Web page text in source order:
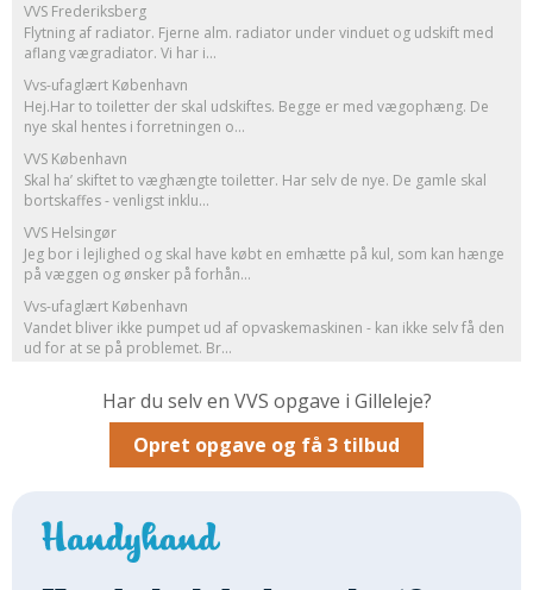
Andet
MALER
Indendørs
Udendørs
Kan Det Males?
MURER
Nybygning
Reparationer
Om Materialer
Om Værktøj
Udskiftning Og Montage
Om Materialer
Tips Og Tricks
VVS Frederiksberg
Flytning af radiator. Fjerne alm. radiator under vinduet og udskift med
aflang vægradiator. Vi har i...
Vvs-ufaglært København
Hej.Har to toiletter der skal udskiftes. Begge er med vægophæng. De
nye skal hentes i forretningen o...
VVS København
Skal ha’ skiftet to væghængte toiletter. Har selv de nye. De gamle skal
bortskaffes - venligst inklu...
VVS Helsingør
Jeg bor i lejlighed og skal have købt en emhætte på kul, som kan hænge
på væggen og ønsker på forhån...
Vvs-ufaglært København
Vandet bliver ikke pumpet ud af opvaskemaskinen - kan ikke selv få den
ud for at se på problemet. Br...
Har du selv en VVS opgave i Gilleleje?
Opret opgave og få 3 tilbud